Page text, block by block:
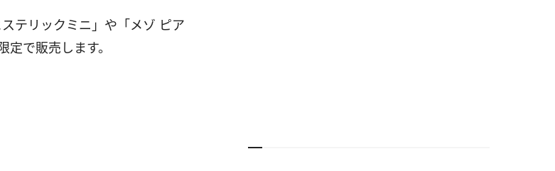
テリックミニ」や「メゾ ピア
で販売します。